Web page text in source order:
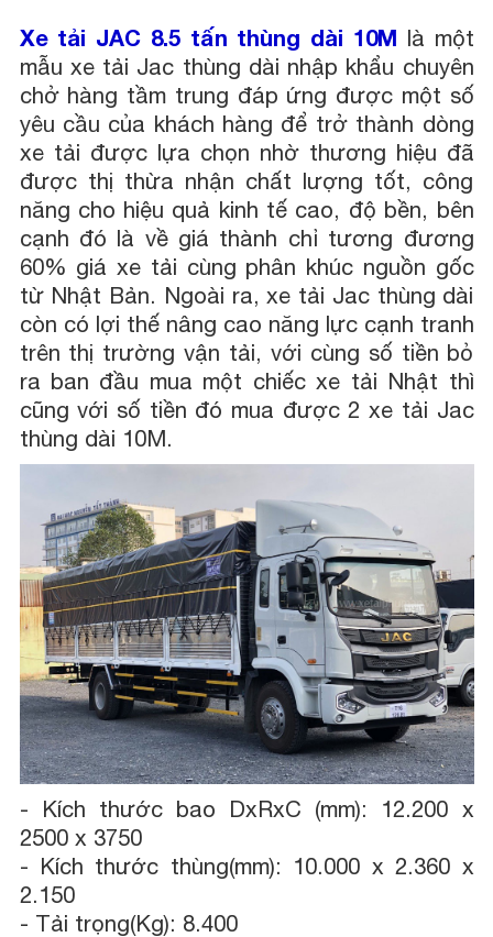
Xe tải JAC 8.5 tấn thùng dài 10M là một
mẫu xe tải Jac thùng dài nhập khẩu chuyên
chở hàng tầm trung đáp ứng được một số
yêu cầu của khách hàng để trở thành dòng
xe tải được lựa chọn nhờ thương hiệu đã
được thị thừa nhận chất lượng tốt, công
năng cho hiệu quả kinh tế cao, độ bền, bên
cạnh đó là về giá thành chỉ tương đương
60% giá xe tải cùng phân khúc nguồn gốc
từ Nhật Bản. Ngoài ra, xe tải Jac thùng dài
còn có lợi thế nâng cao năng lực cạnh tranh
trên thị trường vận tải, với cùng số tiền bỏ
ra ban đầu mua một chiếc xe tải Nhật thì
cũng với số tiền đó mua được 2 xe tải Jac
thùng dài 10M.
-
Kích thước bao DxRxC (mm): 12.200 x
2500 x 3750
- Kích thước thùng(mm): 10.000 x 2.360 x
2.150
- Tải trọng(Kg): 8.400